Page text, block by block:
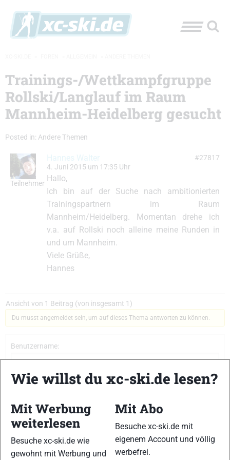
Trainings-/Wettkampfgruppe
Rollski/Langlauf im Raum
Mannheim-Heidelberg gesucht
Posted in: Andere Themen
Teilnehmer
Hannes Walter
4. Juni 2015 um 17:35 Uhr
#27817
Hallo,
Ich bin auf der Suche nach ambitionierten
Trainingspartnern im Raum
Mannheim/Heidelberg. Momentan drehe ich
v.a. auf Rollski noch alleine meine Runden in
und um Mannheim.
Viele Grüße,
Hannes
Ansicht von 1 Beitrag (von insgesamt 1)
Du musst angemeldet sein, um auf dieses Thema antworten zu können.
Benutzername:
Passwort:
Angemeldet bleiben
Anmelden
Wie willst du xc-ski.de lesen?
Mit Werbung
weiterlesen
Besuche xc-ski.de wie
gewohnt mit Werbung und
Mit Abo
Besuche xc-ski.de mit
eigenem Account und völlig
werbefrei.